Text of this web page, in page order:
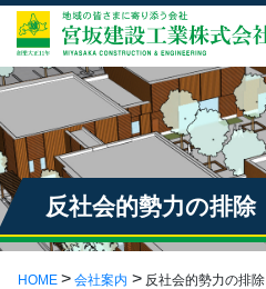
反社会的勢力の排除
HOME 会社案内 反社会的勢力の排除